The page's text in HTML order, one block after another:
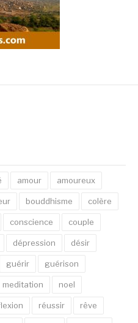
amour amoureux
bouddhisme colère
conscience couple
dépression désir
guérir guérison
meditation noel
réussir rêve